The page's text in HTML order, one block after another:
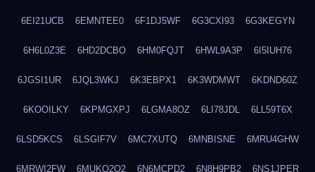
6EI21UCB 6EMNTEE0 6F1DJ5WF 6G3CXI93 6G3KEGYN
6H6L0Z3E 6HD2DCBO 6HM0FQJT 6HWL9A3P 6I5IUH76
6JGSI1UR 6JQL3WKJ 6K3EBPX1 6K3WDMWT 6KDND60Z
6KOOILKY 6KPMGXPJ 6LGMA8OZ 6LI78JDL 6LL59T6X
6LSD5KCS 6LSGIF7V 6MC7XUTQ 6MNBISNE 6MRU4GHW
6MRWI2FW 6MUKQ2Q2 6N6MCPD2 6N8H9PB2 6NS1JPER